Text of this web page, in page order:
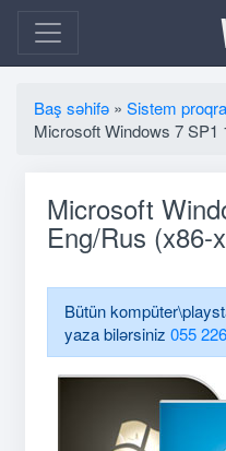
Baş səhifə » Sistem
Microsoft Windows 7
Microsoft
Eng/Rus (x86-
Bütün
yaza bilərsiniz 055